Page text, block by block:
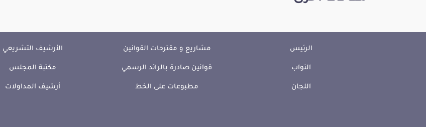
الرئيس
النواب
اللجان
مشاريع و مقترحات القوانين
قوانين صادرة بالرائد الرسمي
مطبوعات على الخط
الأرشيف التشريعي
مكتبة المجلس
أرشيف المداولات